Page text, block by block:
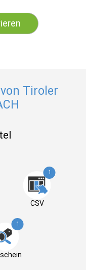
Tiroler
1
CSV
1